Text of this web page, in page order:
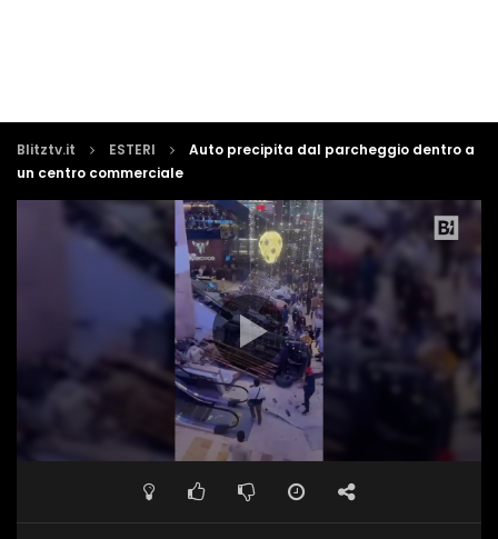
Blitztv.it ESTERI
Auto precipita dal parcheggio dentro a
un centro commerciale